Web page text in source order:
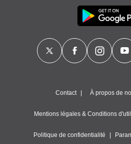
Contact À propos de
Mentions légales & Conditions
Politique de confidentialité